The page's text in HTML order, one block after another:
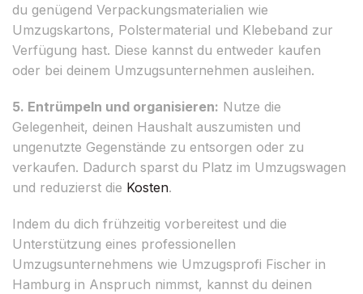
du genügend Verpackungsmaterialien wie
Umzugskartons, Polstermaterial und Klebeband zur
Verfügung hast. Diese kannst du entweder kaufen
oder bei deinem Umzugsunternehmen ausleihen.
5. Entrümpeln und organisieren: Nutze die
Gelegenheit, deinen Haushalt auszumisten und
ungenutzte Gegenstände zu entsorgen oder zu
verkaufen. Dadurch sparst du Platz im Umzugswagen
und reduzierst die Kosten.
Indem du dich frühzeitig vorbereitest und die
Unterstützung eines professionellen
Umzugsunternehmens wie Umzugsprofi Fischer in
Hamburg in Anspruch nimmst, kannst du deinen